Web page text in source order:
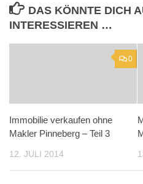
DAS KÖNNTE DICH
INTERESSIEREN …
0
Immobilie verkaufen ohne
Makler Pinneberg – Teil 3
12. JULI 2014